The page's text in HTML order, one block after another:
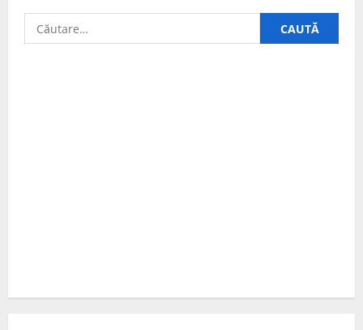
Caută
după: